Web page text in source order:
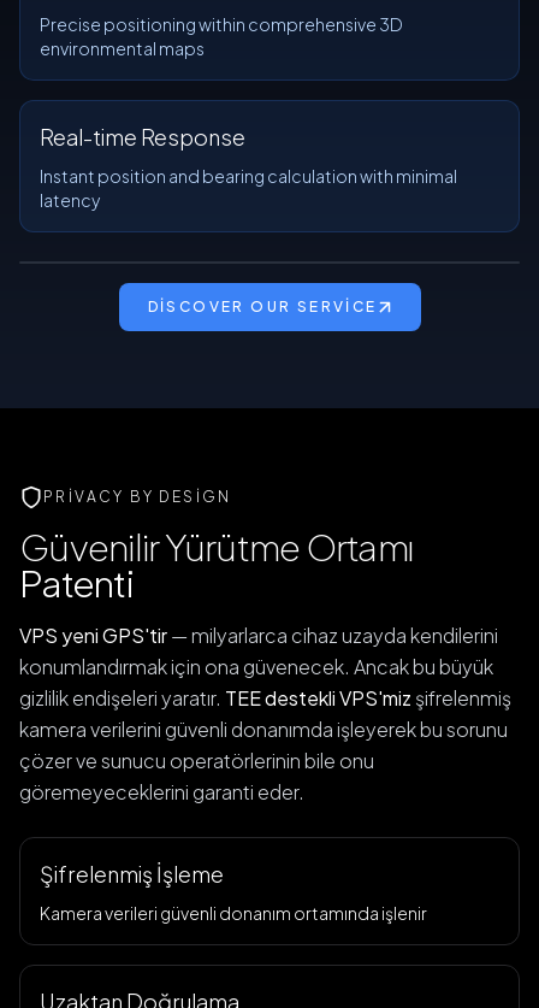
Precise positioning within comprehensive 3D
environmental maps
Real-time Response
Instant position and bearing calculation with minimal
latency
DISCOVER OUR SERVICE
PRIVACY BY DESIGN
Güvenilir Yürütme Ortamı
Patenti
VPS yeni GPS'tir— milyarlarca cihaz uzayda kendilerini
konumlandırmak için ona güvenecek. Ancak bu büyük
gizlilik endişeleri yaratır. TEE destekli VPS'miz şifrelenmiş
kamera verilerini güvenli donanımda işleyerek bu sorunu
çözer ve sunucu operatörlerinin bile onu
göremeyeceklerini garanti eder.
Şifrelenmiş İşleme
Kamera verileri güvenli donanım ortamında işlenir
Uzaktan Doğrulama